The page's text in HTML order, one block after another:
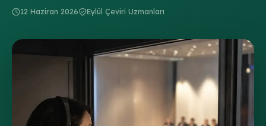
12 Haziran 2026 Eylül Çeviri Uzmanları